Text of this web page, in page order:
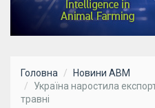
Головна
Новини АВМ
Україна наростила
травні